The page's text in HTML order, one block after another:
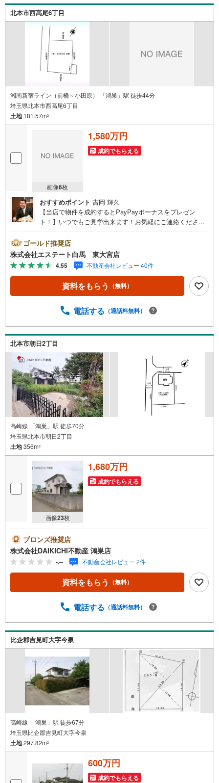
ドバイザーなど、専門資格を持つスタッフが多数在籍して
おります。お客様からの資料請求、お問い合わせをお待ち
しております。
北本市西高尾6丁目
湘南新宿ライン（前橋～小田原） 「鴻巣」駅 徒歩44分
埼玉県北本市西高尾6丁目
土地181.57m2
画像6枚
1,580万円
成約でもらえる
おすすめポイント 吉岡 輝久
【当店で物件を成約するとPayPayボーナスをプレゼン
ト！】いつでもご見学出来ます！お気軽にご連絡くださ
来店しやすい店舗です。お気軽にお立ち寄り下さい。～人
気のリモート見学・リモート相談サービス～・小さいお子
様や家事で外出できない、天気が悪く外出したくない時・L
INEやZOOMなど無料のアプリですぐにご利用いただけま
す・リモート見学はスタッフがご興味ある物件の現地から
映像をお届けします・写真では伝わりにくい「空気感」や
しっかり確認できます・リモート相談は第三者による住宅
対1で・バーチャル背景でプライバシーも安心・忙しいパー
トナーに変わって予め確認も・別々の場所から家族みんな
で参加もできます・お気軽にご相談下さい～営業時間～9:3
0～18:30こちらのお時間でしたらお電話でのお問合せがス
ムーズですお気軽にお問合せください
ゴールド推奨店
株式会社エステート白馬 東大宮店
4.55 不動産会社レビュー 40件
資料をもらう （無料）
電話する （通話料無料）
北本市朝日2丁目
高崎線 「鴻巣」駅 徒歩70分
埼玉県北本市朝日2丁目
土地356m2
画像23枚
1,680万円
成約でもらえる
ブロンズ推奨店
株式会社DAIKICHI不動産 鴻巣店
-.-- 不動産会社レビュー 2件
資料をもらう （無料）
電話する （通話料無料）
比企郡吉見町大字今泉
高崎線 「鴻巣」駅 徒歩67分
埼玉県比企郡吉見町大字今泉
土地297.82m2
600万円
成約でもらえる